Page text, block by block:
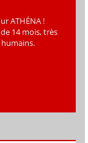
ATHÉNA !
14 mois, très